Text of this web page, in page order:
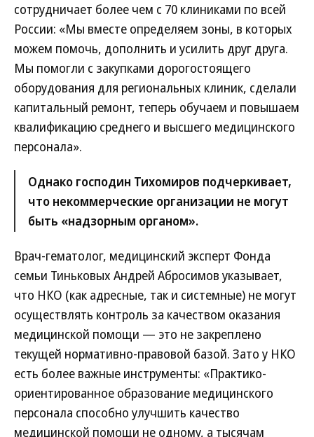
сотрудничает более чем с 70 клиниками по всей
России: «Мы вместе определяем зоны, в которых
можем помочь, дополнить и усилить друг друга.
Мы помогли с закупками дорогостоящего
оборудования для региональных клиник, сделали
капитальный ремонт, теперь обучаем и повышаем
квалификацию среднего и высшего медицинского
персонала».
Однако господин Тихомиров подчеркивает,
что некоммерческие организации не могут
быть «надзорным органом».
Врач-гематолог, медицинский эксперт Фонда
семьи Тиньковых Андрей Абросимов указывает,
что НКО (как адресные, так и системные) не могут
осуществлять контроль за качеством оказания
медицинской помощи — это не закреплено
текущей нормативно-правовой базой. Зато у НКО
есть более важные инструменты: «Практико-
ориентированное образование медицинского
персонала способно улучшить качество
медицинской помощи не одному, а тысячам